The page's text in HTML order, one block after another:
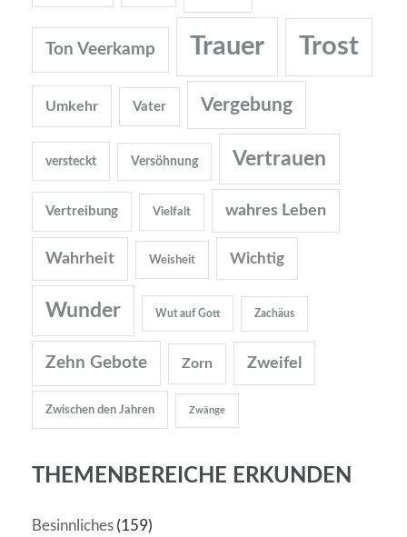
Ton Veerkamp Trauer Trost
Umkehr Vater Vergebung
versteckt Versöhnung Vertrauen
Vertreibung Vielfalt wahres Leben
Wahrheit Weisheit Wichtig
Wunder Wut auf Gott Zachäus
Zehn Gebote Zorn Zweifel
Zwischen den Jahren Zwänge
THEMENBEREICHE ERKUNDEN
Besinnliches(159)